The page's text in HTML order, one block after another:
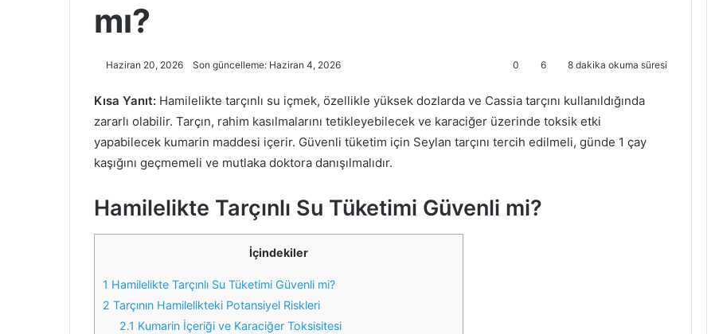
mı?
Haziran 20, 2026 Son güncelleme: Haziran 4, 2026 0 6 8 dakika okuma süresi
Kısa Yanıt: Hamilelikte tarçınlı su içmek, özellikle yüksek dozlarda ve Cassia tarçını kullanıldığında
zararlı olabilir. Tarçın, rahim kasılmalarını tetikleyebilecek ve karaciğer üzerinde toksik etki
yapabilecek kumarin maddesi içerir. Güvenli tüketim için Seylan tarçını tercih edilmeli, günde 1 çay
kaşığını geçmemeli ve mutlaka doktora danışılmalıdır.
Hamilelikte Tarçınlı Su Tüketimi Güvenli mi?
İçindekiler
1 Hamilelikte Tarçınlı Su Tüketimi Güvenli mi?
2 Tarçının Hamilelikteki Potansiyel Riskleri
2.1 Kumarin İçeriği ve Karaciğer Toksisitesi